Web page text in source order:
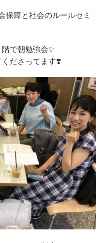
保障と社会のルールセミ
で朝勉強会✨
ださってます❣️